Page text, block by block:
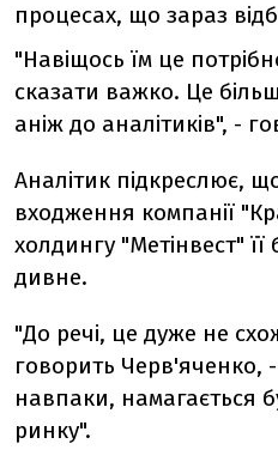
процесах, що зараз
"Навіщось їм це
сказати важко. Це
аніж до аналітиків", -
Аналітик підкреслює,
входження компанії
холдингу "Метінвест"
дивне.
"До речі, це дуже не
говорить Черв'яченко,
навпаки, намагається
ринку".